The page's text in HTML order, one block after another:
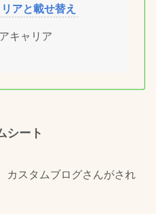
アと載せ替え
キャリア
シート
スタムブログさんがされ